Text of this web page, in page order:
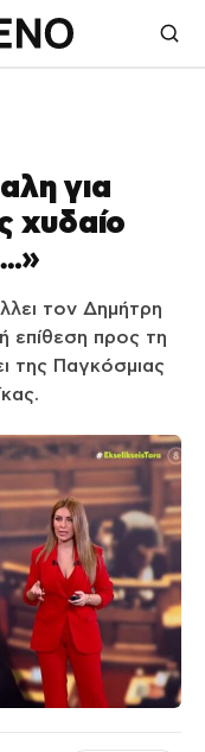
για
χυδαίο
τον Δημήτρη
επίθεση προς τη
της Παγκόσμιας